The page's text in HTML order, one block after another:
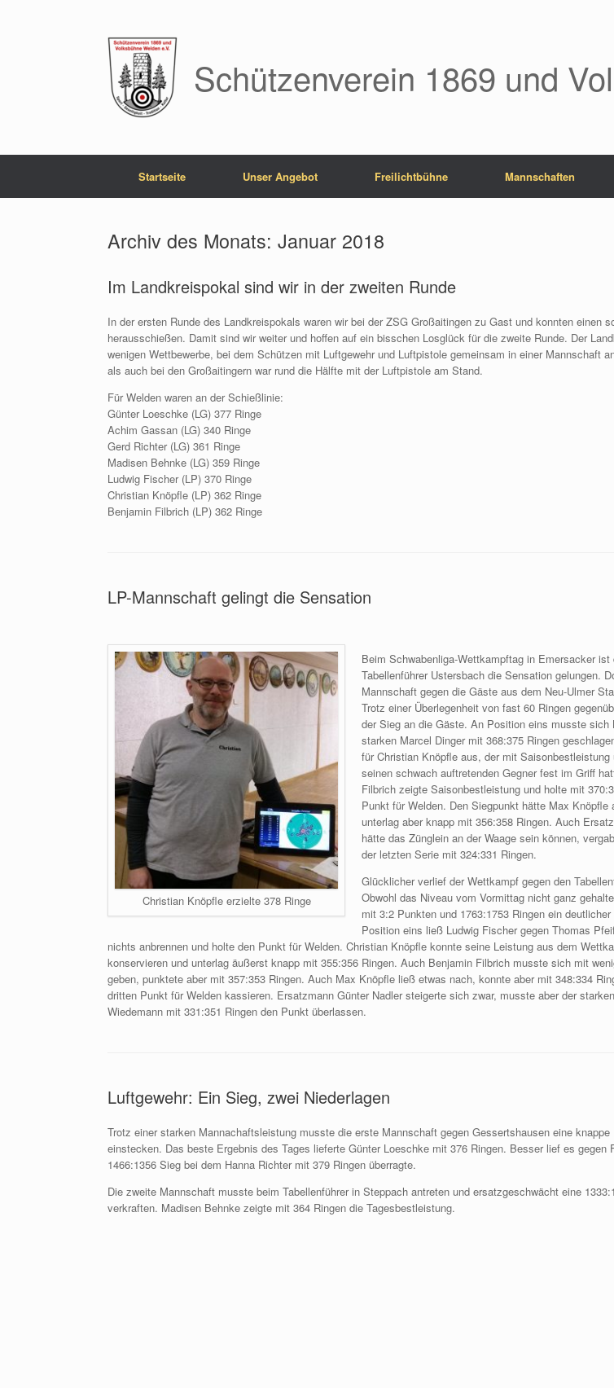
Schützenverein 1869 und
Startseite Unser Angebot Freilichtbühne Mannschaften
Archiv des Monats: Januar 2018
Im Landkreispokal sind wir in der zweiten Runde
In der ersten Runde des Landkreispokals waren wir bei der ZSG Großaitingen zu Gast und konnten einen
herausschießen. Damit sind wir weiter und hoffen auf ein bisschen Losglück für die zweite Runde. Der
wenigen Wettbewerbe, bei dem Schützen mit Luftgewehr und Luftpistole gemeinsam in einer Mannschaft
als auch bei den Großaitingern war rund die Hälfte mit der Luftpistole am Stand.
Für Welden waren an der Schießlinie:
Günter Loeschke (LG) 377 Ringe
Achim Gassan (LG) 340 Ringe
Gerd Richter (LG) 361 Ringe
Madisen Behnke (LG) 359 Ringe
Ludwig Fischer (LP) 370 Ringe
Christian Knöpfle (LP) 362 Ringe
Benjamin Filbrich (LP) 362 Ringe
LP-Mannschaft gelingt die Sensation
Christian Knöpfle erzielte 378 Ringe
Beim Schwabenliga-Wettkampftag in Emersacker ist
Tabellenführer Ustersbach die Sensation gelungen.
Mannschaft gegen die Gäste aus dem Neu-Ulmer
Trotz einer Überlegenheit von fast 60 Ringen
der Sieg an die Gäste. An Position eins musste sich
starken Marcel Dinger mit 368:375 Ringen
für Christian Knöpfle aus, der mit Saisonbestleistung
seinen schwach auftretenden Gegner fest im Griff
Filbrich zeigte Saisonbestleistung und holte mit
Punkt für Welden. Den Siegpunkt hätte Max Knöpfle
unterlag aber knapp mit 356:358 Ringen. Auch
hätte das Zünglein an der Waage sein können,
der letzten Serie mit 324:331 Ringen.
Glücklicher verlief der Wettkampf gegen den
Obwohl das Niveau vom Vormittag nicht ganz
mit 3:2 Punkten und 1763:1753 Ringen ein
Position eins ließ Ludwig Fischer gegen Thomas
nichts anbrennen und holte den Punkt für Welden. Christian Knöpfle konnte seine Leistung aus dem
konservieren und unterlag äußerst knapp mit 355:356 Ringen. Auch Benjamin Filbrich musste sich mit
geben, punktete aber mit 357:353 Ringen. Auch Max Knöpfle ließ etwas nach, konnte aber mit 348:334
dritten Punkt für Welden kassieren. Ersatzmann Günter Nadler steigerte sich zwar, musste aber der
Wiedemann mit 331:351 Ringen den Punkt überlassen.
Luftgewehr: Ein Sieg, zwei Niederlagen
Trotz einer starken Mannachaftsleistung musste die erste Mannschaft gegen Gessertshausen eine knappe
einstecken. Das beste Ergebnis des Tages lieferte Günter Loeschke mit 376 Ringen. Besser lief es gegen
1466:1356 Sieg bei dem Hanna Richter mit 379 Ringen überragte.
Die zweite Mannschaft musste beim Tabellenführer in Steppach antreten und ersatzgeschwächt eine
verkraften. Madisen Behnke zeigte mit 364 Ringen die Tagesbestleistung.